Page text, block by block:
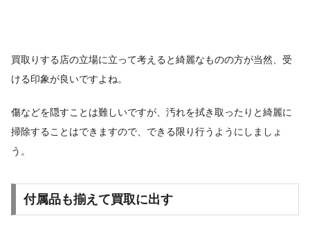
買取りする店の立場に立って考えると綺麗なものの方が当然、受
ける印象が良いですよね。
傷などを隠すことは難しいですが、汚れを拭き取ったりと綺麗に
掃除することはできますので、できる限り行うようにしましょ
う。
付属品も揃えて買取に出す